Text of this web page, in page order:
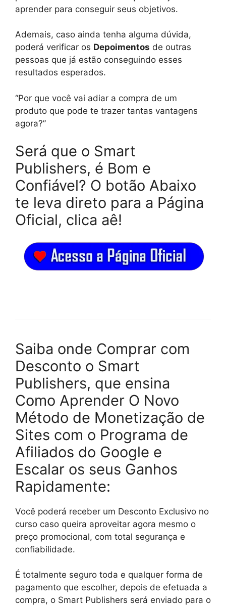
aprender para conseguir seus objetivos.
Ademais, caso ainda tenha alguma dúvida,
poderá verificar os Depoimentos de outras
pessoas que já estão conseguindo esses
resultados esperados.
“Por que você vai adiar a compra de um
produto que pode te trazer tantas vantagens
agora?”
Será que o Smart
Publishers, é Bom e
Confiável? O botão Abaixo
te leva direto para a Página
Oficial, clica aê!
Saiba onde Comprar com
Desconto o Smart
Publishers, que ensina
Como Aprender O Novo
Método de Monetização de
Sites com o Programa de
Afiliados do Google e
Escalar os seus Ganhos
Rapidamente:
Você poderá receber um Desconto Exclusivo no
curso caso queira aproveitar agora mesmo o
preço promocional, com total segurança e
confiabilidade.
É totalmente seguro toda e qualquer forma de
pagamento que escolher, depois de efetuada a
compra, o Smart Publishers será enviado para o